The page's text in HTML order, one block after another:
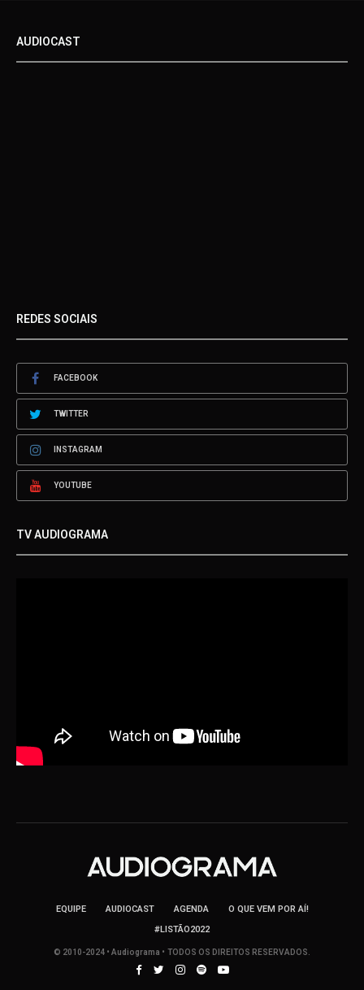
AUDIOCAST
REDES SOCIAIS
FACEBOOK
TWITTER
INSTAGRAM
YOUTUBE
TV AUDIOGRAMA
EQUIPE AUDIOCAST AGENDA
O QUE VEM POR AÍ!
#LISTÃO2022
© 2010-2024 • Audiograma • TODOS OS DIREITOS RESERVADOS.